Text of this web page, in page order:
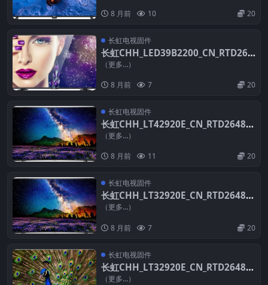
机固件
8 月前 10 20
长虹电视固件
长虹CHH_LED39B2200_CN_RTD264
8_PCB5635-C_TPT390J1_L01_DLED_
（更多…）
8 月前 7 20
长虹电视固件
长虹CHH_LT42920E_CN_RTD2648_P
CB5635-C_TPT420H2_HVN01_V2.30
（更多…）
8 月前 11 20
长虹电视固件
长虹CHH_LT32920E_CN_RTD2648_P
CB5635-C_TPT315B5_TAT01_V2.30_
（更多…）
8 月前 7 20
长虹电视固件
长虹CHH_LT32920E_CN_RTD2648_P
CB5635-C_TPT315B5_A041_V2.30_2
（更多…）